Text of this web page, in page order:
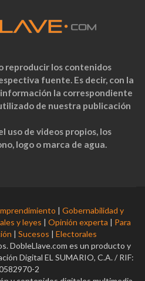
reproducir los contenidos
fuente. Es decir, con la
la correspondiente
de nuestra publicación
uso de videos propios, los
logo o marca de agua.
| Gobernabilidad y
y leyes | Opinión experta | Para
| Sucesos | Electorales
DobleLlave.com es un producto y
Digital EL SUMARIO, C.A. / RIF:
2